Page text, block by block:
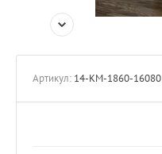
Артикул: 14-КМ-1860-16080